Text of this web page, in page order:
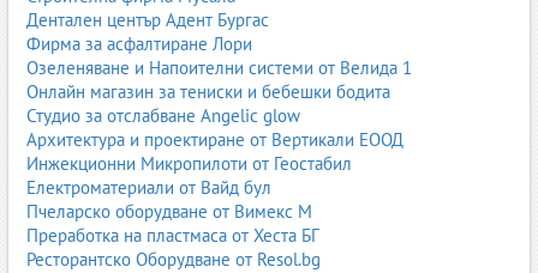
Дентален център Адент Бургас
Фирма за асфалтиране Лори
Озеленяване и Напоителни системи от Велида 1
Онлайн магазин за тениски и бебешки бодита
Студио за отслабване Angelic glow
Архитектура и проектиране от Вертикали ЕООД
Инжекционни Микропилоти от Геостабил
Електроматериали от Вайд бул
Пчеларско оборудване от Вимекс М
Преработка на пластмаса от Хеста БГ
Ресторантско Оборудване от Resol.bg